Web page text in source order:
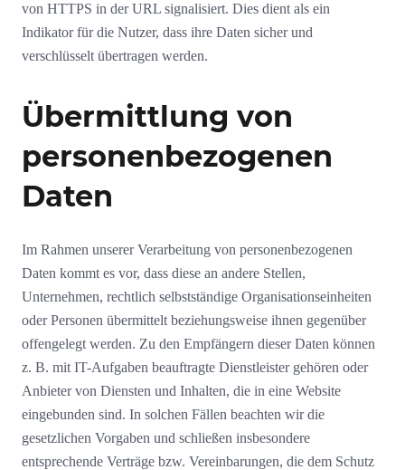
von HTTPS in der URL signalisiert. Dies dient als ein
Indikator für die Nutzer, dass ihre Daten sicher und
verschlüsselt übertragen werden.
Übermittlung von
personenbezogenen
Daten
Im Rahmen unserer Verarbeitung von personenbezogenen
Daten kommt es vor, dass diese an andere Stellen,
Unternehmen, rechtlich selbstständige Organisationseinheiten
oder Personen übermittelt beziehungsweise ihnen gegenüber
offengelegt werden. Zu den Empfängern dieser Daten können
z. B. mit IT-Aufgaben beauftragte Dienstleister gehören oder
Anbieter von Diensten und Inhalten, die in eine Website
eingebunden sind. In solchen Fällen beachten wir die
gesetzlichen Vorgaben und schließen insbesondere
entsprechende Verträge bzw. Vereinbarungen, die dem Schutz